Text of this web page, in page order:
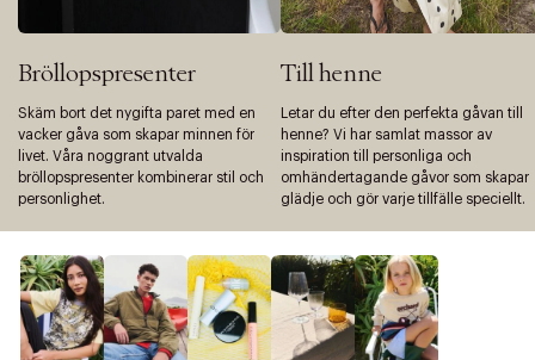
Bröllopspresenter
Skäm bort det nygifta paret med en
vacker gåva som skapar minnen för
livet. Våra noggrant utvalda
bröllopspresenter kombinerar stil och
personlighet.
Till henne
Letar du efter den perfekta gåvan till
henne? Vi har samlat massor av
inspiration till personliga och
omhändertagande gåvor som skapar
glädje och gör varje tillfälle speciellt.